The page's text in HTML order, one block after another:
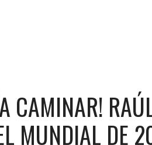
CAMINAR!
MUNDIAL DE